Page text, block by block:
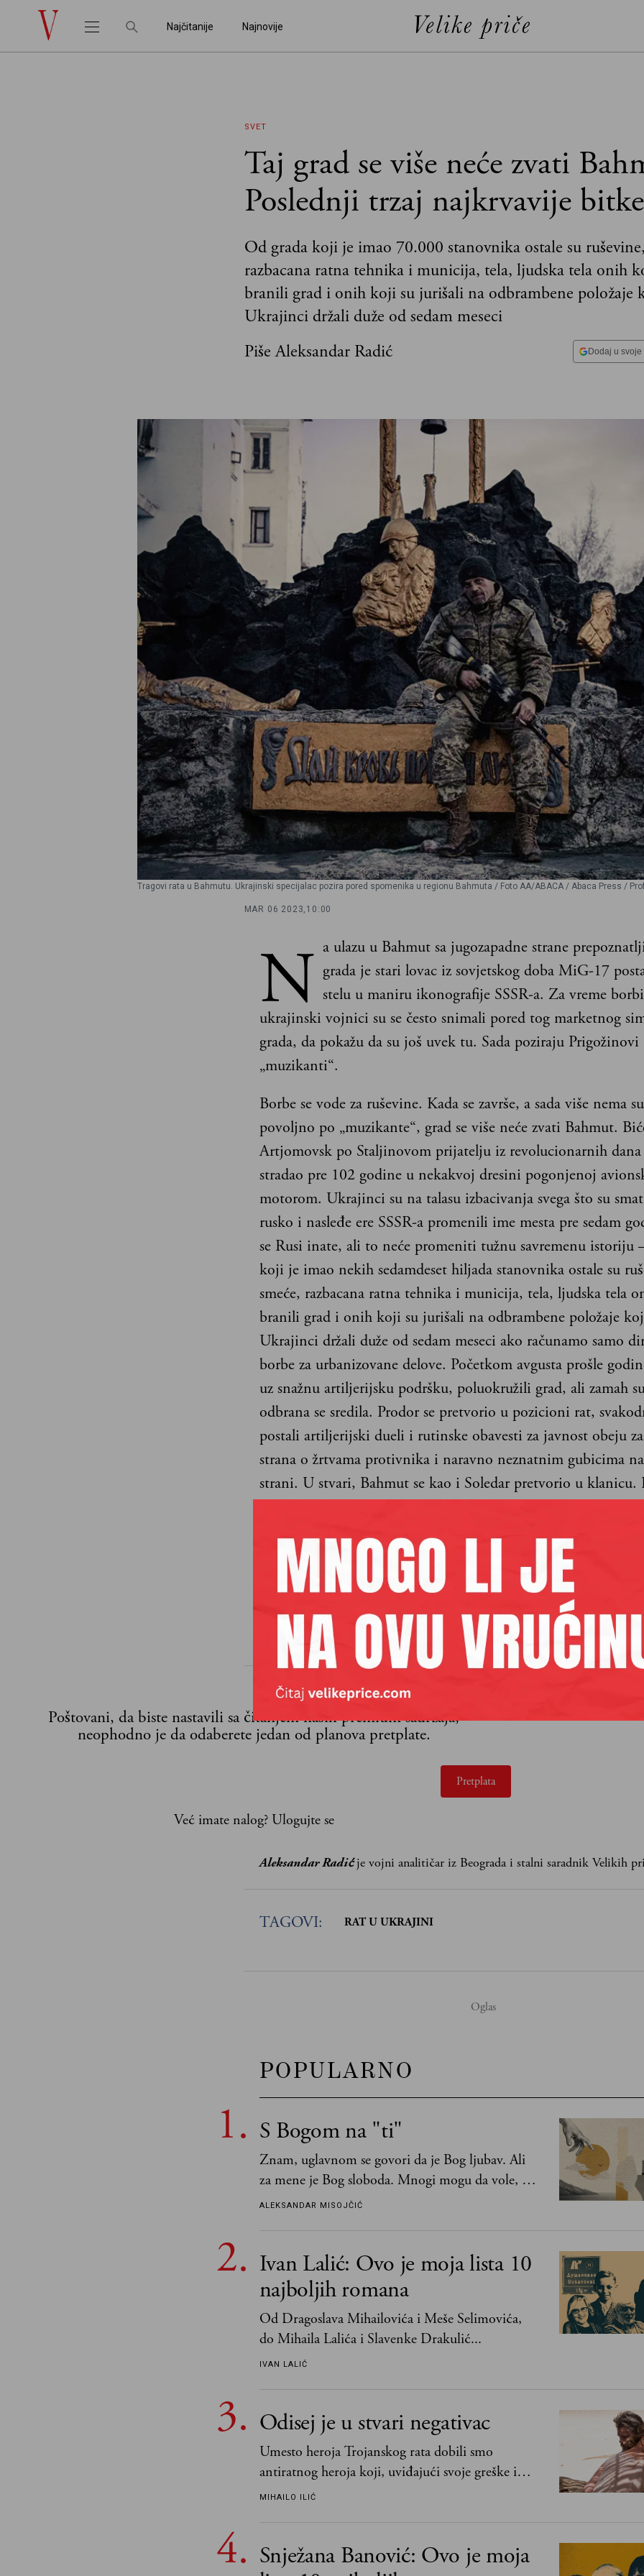
Najčitanije Najnovije
SVET
Taj grad se više neće zvati
Poslednji trzaj najkrvavije
Od grada koji je imao 70.000 stanovnika ostale su
razbacana ratna tehnika i municija, tela, ljudska tela onih
branili grad i onih koji su jurišali na odbrambene položaje
Ukrajinci držali duže od sedam meseci
Piše Aleksandar Radić
Dodaj u
Tragovi rata u Bahmutu. Ukrajinski specijalac pozira pored spomenika u regionu Bahmuta / Foto AA/ABACA / Abaca Press /
MAR 06 2023, 10:00
N a ulazu u Bahmut sa jugozapadne strane
grada je stari lovac iz sovjetskog doba MiG-17
stelu u maniru ikonografije SSSR-a. Za vreme borbi
ukrajinski vojnici su se često snimali pored tog marketnog
grada, da pokažu da su još uvek tu. Sada poziraju Prigožinovi
„muzikanti“.
Borbe se vode za ruševine. Kada se završe, a sada više nema
povoljno po „muzikante“, grad se više neće zvati Bahmut.
Artjomovsk po Staljinovom prijatelju iz revolucionarnih
stradao pre 102 godine u nekakvoj dresini pogonjenoj
motorom. Ukrajinci su na talasu izbacivanja svega što su
rusko i nasleđe ere SSSR-a promenili ime mesta pre sedam
se Rusi inate, ali to neće promeniti tužnu savremenu istoriju
koji je imao nekih sedamdeset hiljada stanovnika ostale su
smeće, razbacana ratna tehnika i municija, tela, ljudska tela
branili grad i onih koji su jurišali na odbrambene položaje
Ukrajinci držali duže od sedam meseci ako računamo samo
borbe za urbanizovane delove. Početkom avgusta prošle
uz snažnu artiljerijsku podršku, poluokružili grad, ali zamah
odbrana se sredila. Prodor se pretvorio u pozicioni rat,
postali artiljerijski dueli i rutinske obavesti za javnost obeju
strana o žrtvama protivnika i naravno neznatnim gubicima
strani. U stvari, Bahmut se kao i Soledar pretvorio u klanicu.
Poštovani, da biste nastavili sa čitanjem naših premium sadržaja,
neophodno je da odaberete jedan od planova pretplate.
Pretplata
Već imate nalog? Ulogujte se
Aleksandar Radićje vojni analitičar iz Beograda i stalni saradnik Velikih
TAGOVI: RAT U UKRAJINI
POPULARNO
S Bogom na "ti"
Znam, uglavnom se govori da je Bog ljubav. Ali
za mene je Bog sloboda. Mnogi mogu da vole, a
tek retki mogu da podnesu slobodu
ALEKSANDAR MISOJČIĆ
Ivan Lalić: Ovo je moja lista 10
najboljih romana
Od Dragoslava Mihailovića i Meše Selimovića,
do Mihaila Lalića i Slavenke Drakulić...
IVAN LALIĆ
Odisej je u stvari negativac
Umesto heroja Trojanskog rata dobili smo
antiratnog heroja koji, uviđajući svoje greške i
učeći na njima, shvata da postoje stvari koje su
MIHAILO ILIĆ
Snježana Banović: Ovo je moja